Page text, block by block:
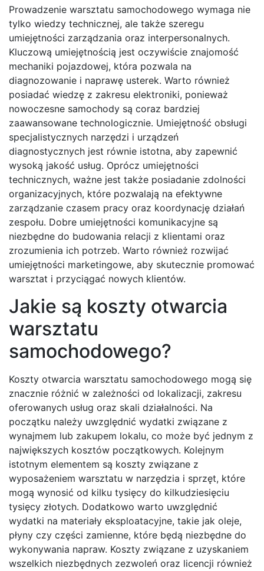
Prowadzenie warsztatu samochodowego wymaga nie
tylko wiedzy technicznej, ale także szeregu
umiejętności zarządzania oraz interpersonalnych.
Kluczową umiejętnością jest oczywiście znajomość
mechaniki pojazdowej, która pozwala na
diagnozowanie i naprawę usterek. Warto również
posiadać wiedzę z zakresu elektroniki, ponieważ
nowoczesne samochody są coraz bardziej
zaawansowane technologicznie. Umiejętność obsługi
specjalistycznych narzędzi i urządzeń
diagnostycznych jest równie istotna, aby zapewnić
wysoką jakość usług. Oprócz umiejętności
technicznych, ważne jest także posiadanie zdolności
organizacyjnych, które pozwalają na efektywne
zarządzanie czasem pracy oraz koordynację działań
zespołu. Dobre umiejętności komunikacyjne są
niezbędne do budowania relacji z klientami oraz
zrozumienia ich potrzeb. Warto również rozwijać
umiejętności marketingowe, aby skutecznie promować
warsztat i przyciągać nowych klientów.
Jakie są koszty otwarcia
warsztatu
samochodowego?
Koszty otwarcia warsztatu samochodowego mogą się
znacznie różnić w zależności od lokalizacji, zakresu
oferowanych usług oraz skali działalności. Na
początku należy uwzględnić wydatki związane z
wynajmem lub zakupem lokalu, co może być jednym z
największych kosztów początkowych. Kolejnym
istotnym elementem są koszty związane z
wyposażeniem warsztatu w narzędzia i sprzęt, które
mogą wynosić od kilku tysięcy do kilkudziesięciu
tysięcy złotych. Dodatkowo warto uwzględnić
wydatki na materiały eksploatacyjne, takie jak oleje,
płyny czy części zamienne, które będą niezbędne do
wykonywania napraw. Koszty związane z uzyskaniem
wszelkich niezbędnych zezwoleń oraz licencji również